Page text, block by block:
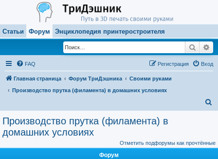
Статьи Форум Энциклопедия принтеростроителя
Поиск
FAQ Вход
Регистрация
Главная страница Форум ТриДэшника
Своими руками
Производство прутка (филамента) в домашних условиях
к
Производство прутка (филамента) в
домашних условиях
Отметить подфорумы как прочтённые
Форум